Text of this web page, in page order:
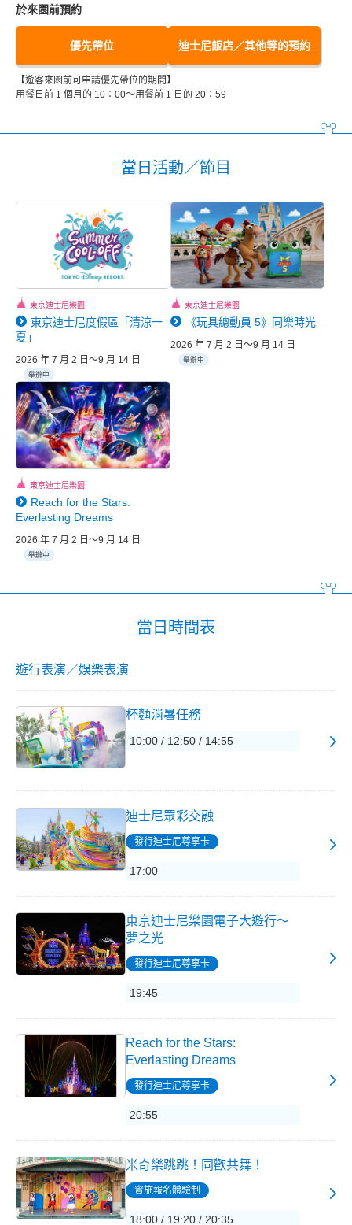
於來園前預約
優先帶位 迪士尼飯店／其他等的預約
【遊客來園前可申請優先帶位的期間】
用餐日前 1 個月的 10：00～用餐前 1 日的 20：59
當日活動／節目
東京迪士尼樂園
東京迪士尼度假區「清涼一
夏」
2026 年 7 月 2 日～9 月 14 日
舉辦中
東京迪士尼樂園
《玩具總動員 5》同樂時光
2026 年 7 月 2 日～9 月 14 日
舉辦中
東京迪士尼樂園
Reach for the Stars:
Everlasting Dreams
2026 年 7 月 2 日～9 月 14 日
舉辦中
當日時間表
遊行表演／娛樂表演
杯麵消暑任務
10:00 / 12:50 / 14:55
迪士尼眾彩交融
發行迪士尼尊享卡
17:00
東京迪士尼樂園電子大遊行～
夢之光
發行迪士尼尊享卡
19:45
Reach for the Stars:
Everlasting Dreams
發行迪士尼尊享卡
20:55
米奇樂跳跳！同歡共舞！
實施報名體驗制
18:00 / 19:20 / 20:35